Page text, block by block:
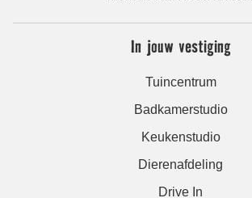
In jouw vestiging
Tuincentrum
Badkamerstudio
Keukenstudio
Dierenafdeling
Drive In